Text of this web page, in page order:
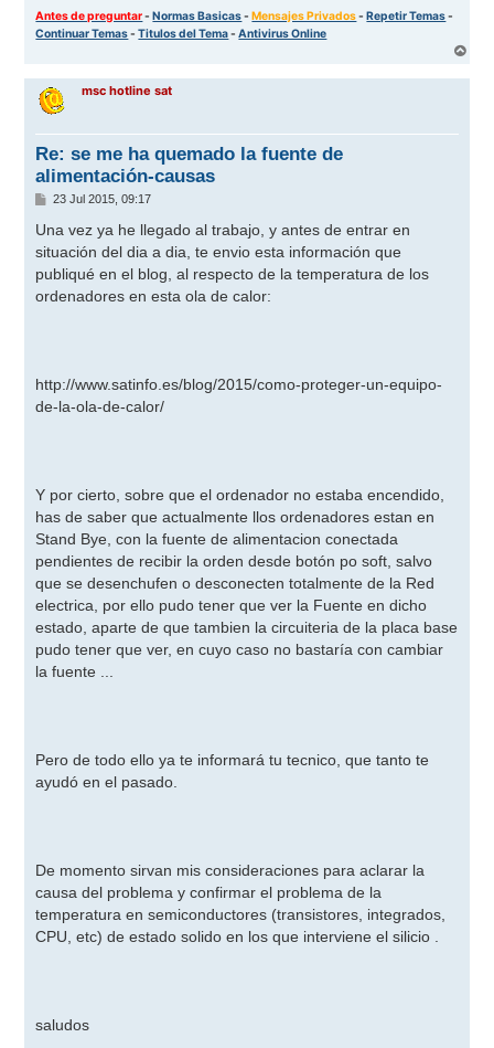
Antes de preguntar-Normas Basicas-Mensajes Privados-Repetir Temas-
Continuar Temas-Titulos del Tema-Antivirus Online
r
msc hotline sat
Re: se me ha quemado la fuente de
alimentación-causas
M
n
a
j
e
23 Jul 2015, 09:17
Una vez ya he llegado al trabajo, y antes de entrar en
situación del dia a dia, te envio esta información que
publiqué en el blog, al respecto de la temperatura de los
ordenadores en esta ola de calor:
http://www.satinfo.es/blog/2015/como-proteger-un-equipo-
de-la-ola-de-calor/
Y por cierto, sobre que el ordenador no estaba encendido,
has de saber que actualmente llos ordenadores estan en
Stand Bye, con la fuente de alimentacion conectada
pendientes de recibir la orden desde botón po soft, salvo
que se desenchufen o desconecten totalmente de la Red
electrica, por ello pudo tener que ver la Fuente en dicho
estado, aparte de que tambien la circuiteria de la placa base
pudo tener que ver, en cuyo caso no bastaría con cambiar
la fuente ...
Pero de todo ello ya te informará tu tecnico, que tanto te
ayudó en el pasado.
De momento sirvan mis consideraciones para aclarar la
causa del problema y confirmar el problema de la
temperatura en semiconductores (transistores, integrados,
CPU, etc) de estado solido en los que interviene el silicio .
saludos